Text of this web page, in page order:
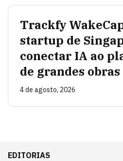
Trackfy
startup de
conectar IA ao
de grandes obras
4 de agosto, 2026
EDITORIAS